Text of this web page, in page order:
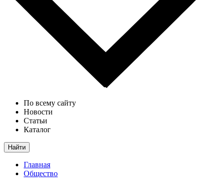
По всему сайту
Новости
Статьи
Каталог
Найти
Главная
Общество